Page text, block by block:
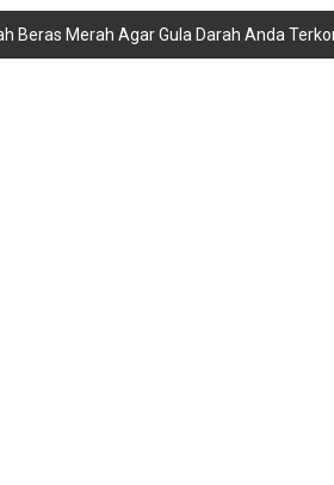
Beras Merah Agar Gula Darah Anda